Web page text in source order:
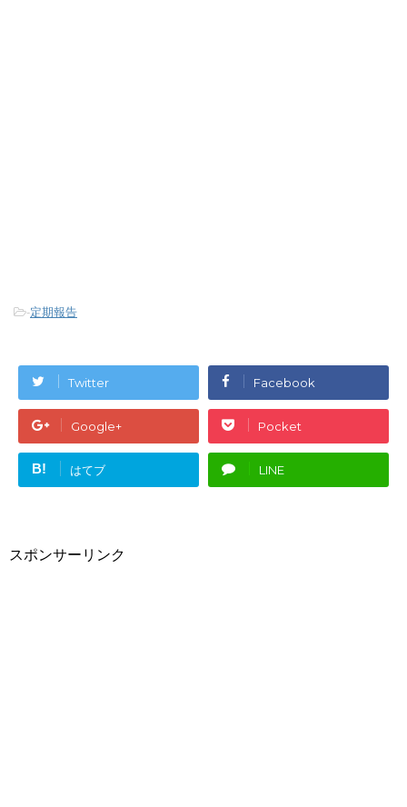
-定期報告
Twitter Facebook
Google+ Pocket
B! はてブ LINE
スポンサーリンク